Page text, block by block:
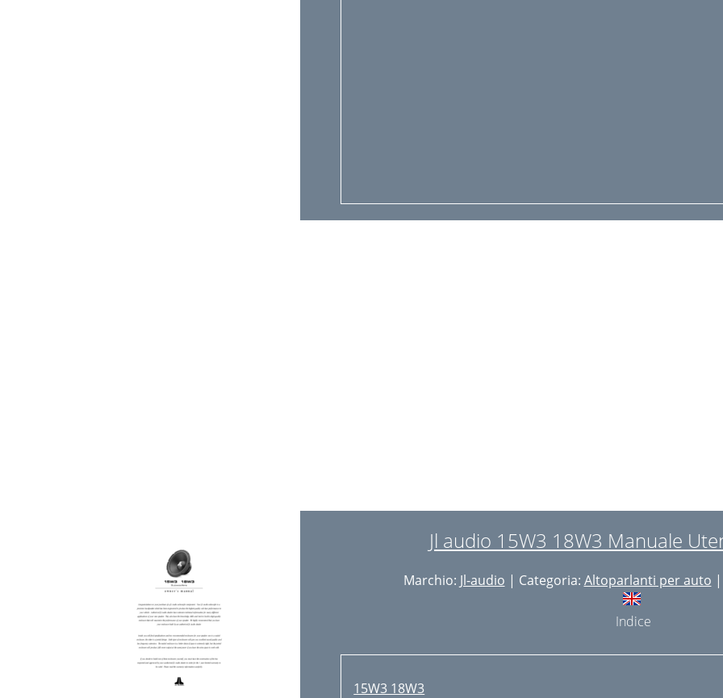
Jl audio 15W3 18W3 Manuale
Marchio: Jl-audio | Categoria: Altoparlanti per auto
Indice
15W3 18W3